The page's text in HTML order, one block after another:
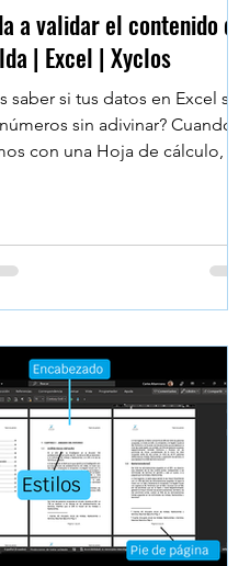
a validar el contenido de
| Excel | Xyclos
saber si tus datos en Excel son
sin adivinar? Cuando
con una Hoja de cálculo, a
el tipo de
en cada celda, incluso en
y filtra con precisión para evitar
Validar visualmente el
de una celda Después de